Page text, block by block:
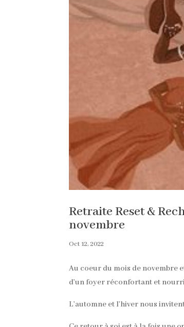
Retraite Reset &
novembre
Oct 12, 2022
Au coeur du mois de novembre
d’un foyer réconfortant et
L’automne et l’hiver nous